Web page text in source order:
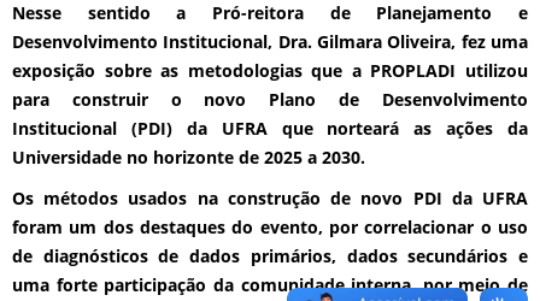
Nesse sentido a Pró-reitora de Planejamento e
Desenvolvimento Institucional, Dra. Gilmara Oliveira, fez uma
exposição sobre as metodologias que a PROPLADI utilizou
para construir o novo Plano de Desenvolvimento
Institucional (PDI) da UFRA que norteará as ações da
Universidade no horizonte de 2025 a 2030.
Os métodos usados na construção de novo PDI da UFRA
foram um dos destaques do evento, por correlacionar o uso
de diagnósticos de dados primários, dados secundários e
uma forte participação da comunidade interna, por meio de